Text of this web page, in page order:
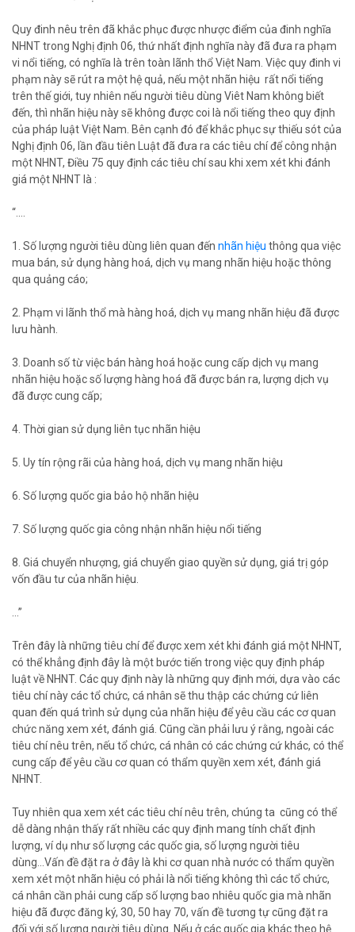
Quy đinh nêu trên đã khắc phục được nhược điểm của đinh nghĩa
NHNT trong Nghị định 06, thứ nhất định nghĩa này đã đưa ra phạm
vi nổi tiếng, có nghĩa là trên toàn lãnh thổ Việt Nam. Việc quy đinh vi
phạm này sẽ rút ra một hệ quả, nếu một nhãn hiệu rất nổi tiếng
trên thế giới, tuy nhiên nếu người tiêu dùng Viêt Nam không biết
đến, thì nhãn hiệu này sẽ không được coi là nổi tiếng theo quy định
của pháp luật Việt Nam. Bên cạnh đó để khắc phục sự thiếu sót của
Nghị định 06, lần đầu tiên Luật đã đưa ra các tiêu chí để công nhận
một NHNT, Điều 75 quy định các tiêu chí sau khi xem xét khi đánh
giá một NHNT là :
“....
1. Số lượng người tiêu dùng liên quan đến nhãn hiệu thông qua việc
mua bán, sử dụng hàng hoá, dịch vụ mang nhãn hiệu hoặc thông
qua quảng cáo;
2. Phạm vi lãnh thổ mà hàng hoá, dịch vụ mang nhãn hiệu đã được
lưu hành.
3. Doanh số từ việc bán hàng hoá hoặc cung cấp dịch vụ mang
nhãn hiệu hoặc số lượng hàng hoá đã được bán ra, lượng dịch vụ
đã được cung cấp;
4. Thời gian sử dụng liên tục nhãn hiệu
5. Uy tín rộng rãi của hàng hoá, dịch vụ mang nhãn hiệu
6. Số lượng quốc gia bảo hộ nhãn hiệu
7. Số lượng quốc gia công nhận nhãn hiệu nổi tiếng
8. Giá chuyển nhượng, giá chuyển giao quyền sử dụng, giá trị góp
vốn đầu tư của nhãn hiệu.
...”
Trên đây là những tiêu chí để được xem xét khi đánh giá một NHNT,
có thể khẳng định đây là một bước tiến trong việc quy định pháp
luật về NHNT. Các quy định này là những quy định mới, dựa vào các
tiêu chí này các tổ chức, cá nhân sẽ thu thập các chứng cứ liên
quan đến quá trình sử dụng của nhãn hiệu để yêu cầu các cơ quan
chức năng xem xét, đánh giá. Cũng cần phải lưu ý rằng, ngoài các
tiêu chí nêu trên, nếu tổ chức, cá nhân có các chứng cứ khác, có thể
cung cấp để yêu cầu cơ quan có thẩm quyền xem xét, đánh giá
NHNT.
Tuy nhiên qua xem xét các tiêu chí nêu trên, chúng ta cũng có thể
dễ dàng nhận thấy rất nhiều các quy định mang tính chất định
lượng, ví dụ như số lượng các quốc gia, số lượng người tiêu
dùng...Vấn đề đặt ra ở đây là khi cơ quan nhà nước có thẩm quyền
xem xét một nhãn hiệu có phải là nổi tiếng không thì các tổ chức,
cá nhân cần phải cung cấp số lượng bao nhiêu quốc gia mà nhãn
hiệu đã được đăng ký, 30, 50 hay 70, vấn đề tương tự cũng đặt ra
đối với số lượng người tiêu dùng. Nếu ở các quốc gia khác theo hệ